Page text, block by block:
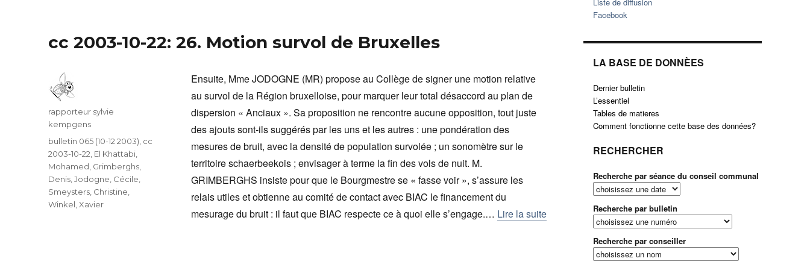
cc 2003-10-22: 26. Motion survol de Bruxelles
Ensuite, Mme JODOGNE (MR) propose au Collège de signer une motion relative
au survol de la Région bruxelloise, pour marquer leur total désaccord au plan de
dispersion « Anciaux ». Sa proposition ne rencontre aucune opposition, tout juste
des ajouts sont-ils suggérés par les uns et les autres : une pondération des
mesures de bruit, avec la densité de population survolée ; un sonomètre sur le
territoire schaerbeekois ; envisager à terme la fin des vols de nuit. M.
GRIMBERGHS insiste pour que le Bourgmestre se « fasse voir », s’assure les
relais utiles et obtienne au comité de contact avec BIAC le financement du
mesurage du bruit : il faut que BIAC respecte ce à quoi elle s’engage.… Lire la suite
Auteur
rapporteur sylvie
kempgens
Catégories
bulletin 065 (10-12 2003) cc
2003-10-22 El Khattabi,
Mohamed Grimberghs,
Denis ,Jodogne, Cécile
Smeysters, Christine
Winkel, Xavier
Liste de diffusion
Facebook
LA BASE DE DONNÈES
Dernier bulletin
L’essentiel
Tables de matieres
Comment fonctionne cette base des données?
RECHERCHER
Recherche par séance du conseil communal
Recherche par bulletin
Recherche par conseiller